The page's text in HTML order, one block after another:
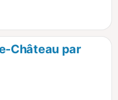
avec
Jean
des
une côte
Château par